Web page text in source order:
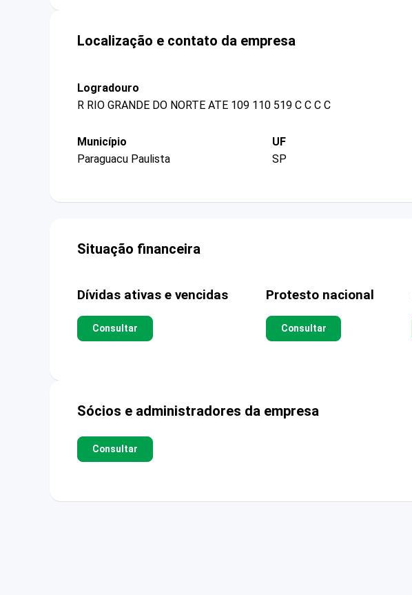
Localização e contato da empresa
Logradouro
R RIO GRANDE DO NORTE ATE 109 110 519 C C C C
Município
Paraguacu Paulista
UF
SP
Situação financeira
Dívidas ativas e vencidas
Consultar
Protesto nacional
Consultar
Sócios e administradores da empresa
Consultar